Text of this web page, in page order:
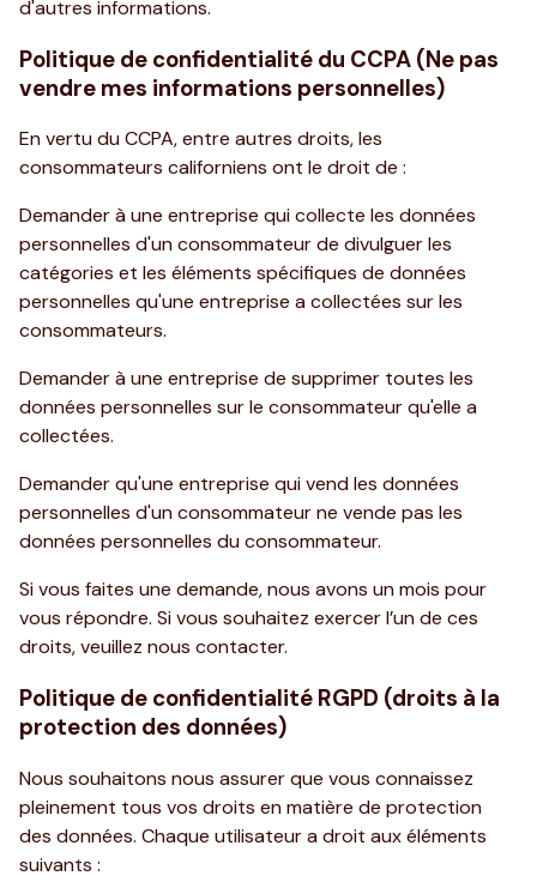
d'autres informations.
Politique de confidentialité du CCPA (Ne pas
vendre mes informations personnelles)
En vertu du CCPA, entre autres droits, les
consommateurs californiens ont le droit de :
Demander à une entreprise qui collecte les données
personnelles d'un consommateur de divulguer les
catégories et les éléments spécifiques de données
personnelles qu'une entreprise a collectées sur les
consommateurs.
Demander à une entreprise de supprimer toutes les
données personnelles sur le consommateur qu'elle a
collectées.
Demander qu'une entreprise qui vend les données
personnelles d'un consommateur ne vende pas les
données personnelles du consommateur.
Si vous faites une demande, nous avons un mois pour
vous répondre. Si vous souhaitez exercer l’un de ces
droits, veuillez nous contacter.
Politique de confidentialité RGPD (droits à la
protection des données)
Nous souhaitons nous assurer que vous connaissez
pleinement tous vos droits en matière de protection
des données. Chaque utilisateur a droit aux éléments
suivants :